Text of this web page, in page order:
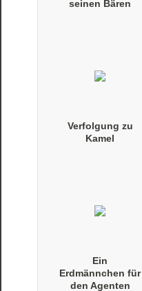
seinen Bären
Verfolgung zu
Kamel
Ein
Erdmännchen für
den Agenten